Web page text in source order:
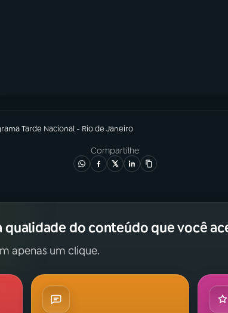
Tarde Nacional - Rio de Janeiro
Compartilhe
qualidade do conteúdo que você
apenas um clique.